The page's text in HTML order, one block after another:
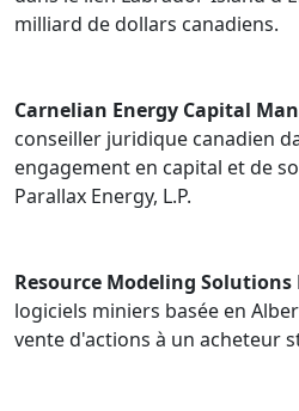
milliard de dollars canadiens.
Carnelian Energy Capital
conseiller juridique canadien
engagement en capital et de
Parallax Energy, L.P.
Resource Modeling Solutions
logiciels miniers basée en
vente d'actions à un acheteur